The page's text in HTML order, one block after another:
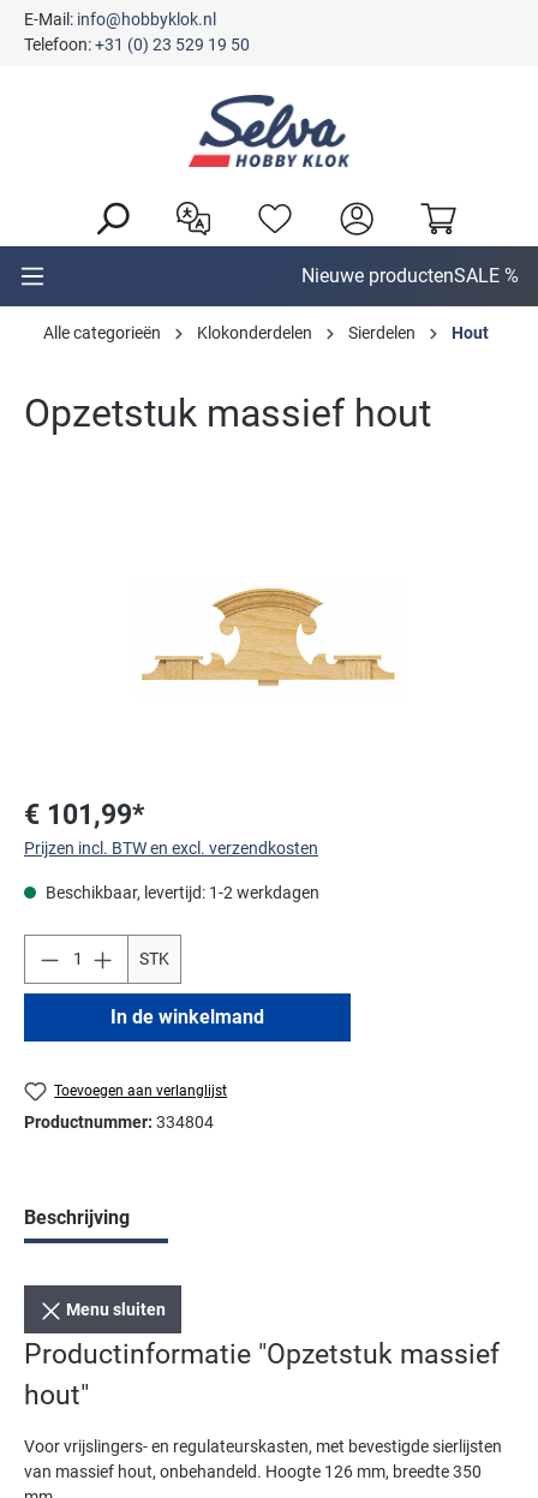
E-Mail: info@hobbyklok.nl
Telefoon:+31 (0) 23 529 19 50
Nieuwe productenSALE %
Alle categorieën Klokonderdelen Sierdelen Hout
Opzetstuk massief hout
€ 101,99*
Prijzen incl. BTW en excl. verzendkosten
Beschikbaar, levertijd: 1-2 werkdagen
STK
In de winkelmand
Toevoegen aan verlanglijst
Productnummer: 334804
Beschrijving
Menu sluiten
Productinformatie "Opzetstuk massief
hout"
Voor vrijslingers- en regulateurskasten, met bevestigde sierlijsten
van massief hout, onbehandeld. Hoogte 126 mm, breedte 350